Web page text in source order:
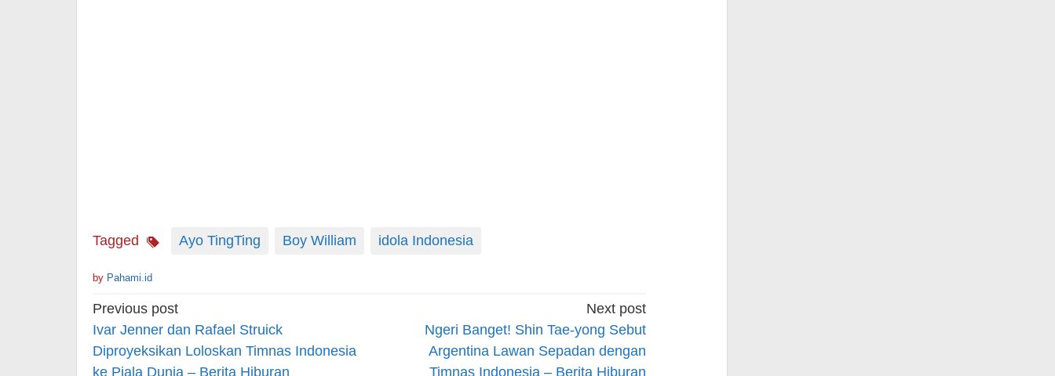
Tagged Ayo TingTing Boy William idola Indonesia
by Pahami.id
Post
navigation
Previous post
Ivar Jenner dan Rafael Struick
Diproyeksikan Loloskan Timnas Indonesia
ke Piala Dunia – Berita Hiburan
Next post
Ngeri Banget! Shin Tae-yong Sebut
Argentina Lawan Sepadan dengan
Timnas Indonesia – Berita Hiburan